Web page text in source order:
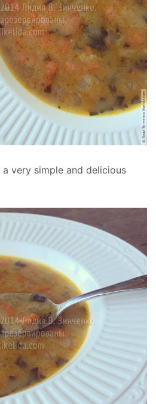
very simple and delicious